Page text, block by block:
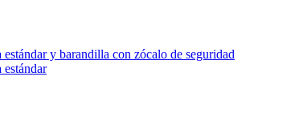
y barandilla con zócalo de seguridad